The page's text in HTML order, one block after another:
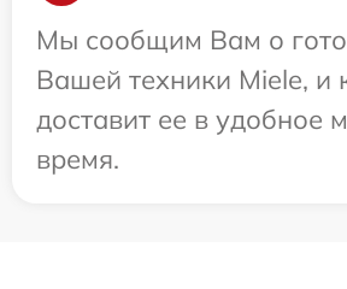
Мы сообщим Вам о
Вашей техники Miele, и
доставит ее в удобное
время.